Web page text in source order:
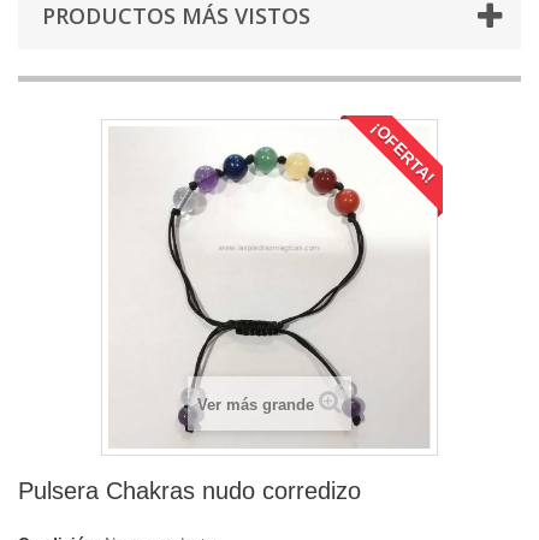
PRODUCTOS MÁS VISTOS
¡OFERTA!
Ver más grande
Pulsera Chakras nudo corredizo